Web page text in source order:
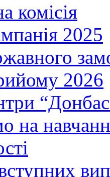
комісія
2025
2026
на